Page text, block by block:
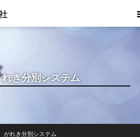
れき分別システム
がれき分別システム